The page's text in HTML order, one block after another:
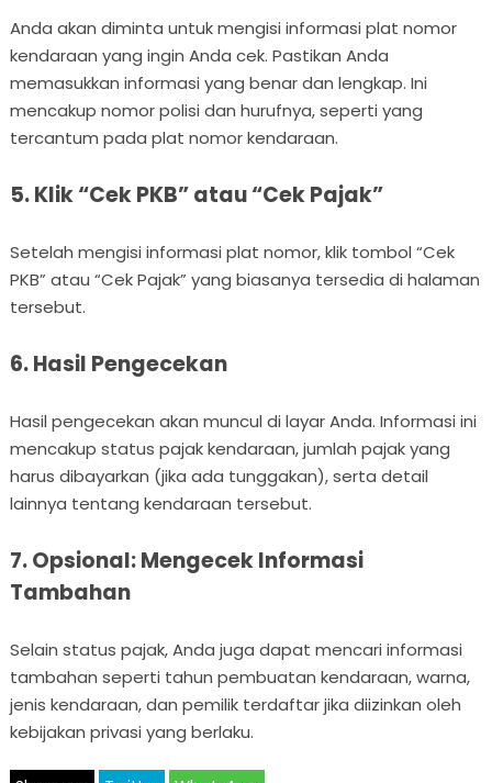
Anda akan diminta untuk mengisi informasi plat nomor
kendaraan yang ingin Anda cek. Pastikan Anda
memasukkan informasi yang benar dan lengkap. Ini
mencakup nomor polisi dan hurufnya, seperti yang
tercantum pada plat nomor kendaraan.
5. Klik “Cek PKB” atau “Cek Pajak”
Setelah mengisi informasi plat nomor, klik tombol “Cek
PKB” atau “Cek Pajak” yang biasanya tersedia di halaman
tersebut.
6. Hasil Pengecekan
Hasil pengecekan akan muncul di layar Anda. Informasi ini
mencakup status pajak kendaraan, jumlah pajak yang
harus dibayarkan (jika ada tunggakan), serta detail
lainnya tentang kendaraan tersebut.
7. Opsional: Mengecek Informasi
Tambahan
Selain status pajak, Anda juga dapat mencari informasi
tambahan seperti tahun pembuatan kendaraan, warna,
jenis kendaraan, dan pemilik terdaftar jika diizinkan oleh
kebijakan privasi yang berlaku.